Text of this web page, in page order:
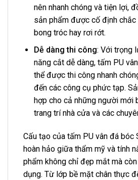
nên nhanh chóng và tiện lợi,
sản phẩm được cố định chắc
bong tróc hay rơi rớt.
Dễ dàng thi công: Với trọng
năng cắt dễ dàng, tấm PU
thể được thi công nhanh
đến các công cụ phức tạp.
hợp cho cả những người mới
trang trí nhà cửa và các
Cấu tạo của tấm PU vân đá bóc
hoàn hảo giữa thẩm mỹ và tính
phẩm không chỉ đẹp mắt mà
dụng. Từ lớp bề mặt chân thực